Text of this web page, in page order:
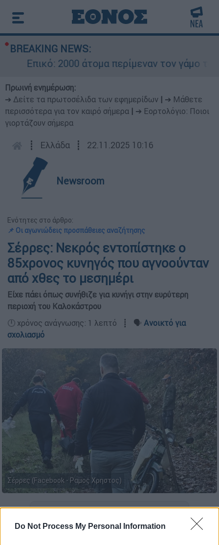
Do Not Process My Personal Information
BREAKING NEWS:
Επικό: 2000 άτομα περίμεναν τον γάμο του
Πρωινή ενημέρωση:
➔ Δείτε τα πρωτοσέλιδα των εφημερίδων
➔ Μάθετε
περισσότερα για τον καιρό σήμερα
➔ Εορτολόγιο: Ποιοι
γιορτάζουν σήμερα
┋ Ελλάδα ┋ 22.11.2025 10:16
Newsroom
Ενότητες στο άρθρο:
📌 Οι αγωνιώδεις προσπάθειες αναζήτησης
Σέρρες: Νεκρός εντοπίστηκε ο
85χρονος κυνηγός που αγνοούνταν
από χθες το μεσημέρι
Είχε πάει όπως συνήθιζε για κυνήγι στην ευρύτερη
περιοχή του Καλοκάστρου
🕛 χρόνος ανάγνωσης: 1 λεπτό ┋ 🗣️ Ανοικτό για
σχολιασμό
Σέρρες (Facebook - Ραμος Χρηστος)